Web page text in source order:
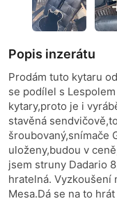
Popis inzerátu
Prodám tuto kytaru
se podílel s
kytary,proto je i
stavěná
šroubovaný,snímače
uloženy,budou v
jsem struny Dadario
hratelná. Vyzkoušení
Mesa.Dá se na to